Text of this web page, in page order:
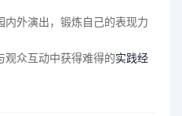
内外演出，锻炼自己的表现力
观众互动中获得难得的实践经